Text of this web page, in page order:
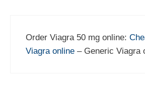
Order Viagra 50 mg online:
Viagra online – Generic Viagra